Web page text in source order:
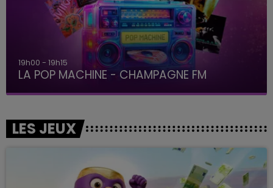
19h00 - 19h15
LA POP MACHINE - CHAMPAGNE FM
LES JEUX